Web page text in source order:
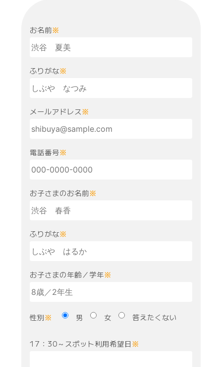
お名前※
ふりがな※
メールアドレス※
電話番号※
お子さまのお名前※
ふりがな※
お子さまの年齢／学年※
性別※ 男 女 答えたくない
17：30～スポット利用希望日 ※